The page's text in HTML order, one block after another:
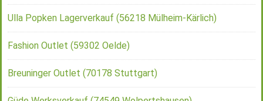
Ulla Popken Lagerverkauf (56218 Mülheim-Kärlich)
Fashion Outlet (59302 Oelde)
Breuninger Outlet (70178 Stuttgart)